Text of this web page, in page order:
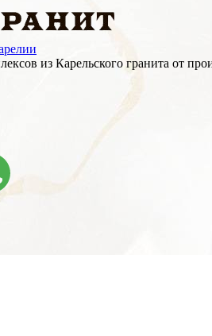
из Карельского гранита от